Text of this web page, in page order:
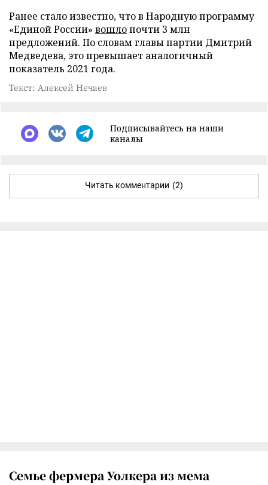
Ранее стало известно, что в Народную программу
«Единой России» вошлопочти 3 млн
предложений. По словам главы партии Дмитрий
Медведева, это превышает аналогичный
показатель 2021 года.
Текст: Алексей Нечаев
Подписывайтесь на наши
каналы
Читать комментарии (2)
Семье фермера Уолкера из мема